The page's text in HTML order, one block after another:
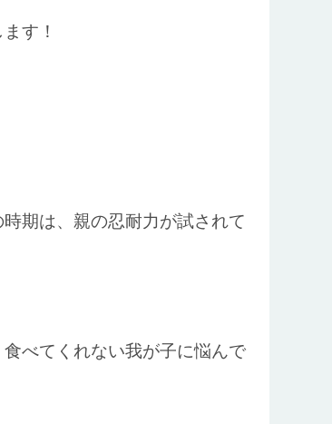
す！
期は、親の忍耐力が試されて
べてくれない我が子に悩んで